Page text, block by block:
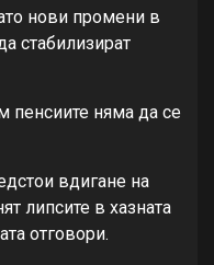
нови промени в
стабилизират
пенсиите няма да се
вдигане на
липсите в хазната
отговори.